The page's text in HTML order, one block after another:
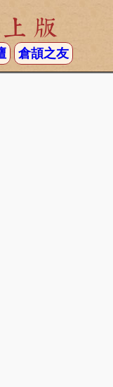
版
倉頡之友